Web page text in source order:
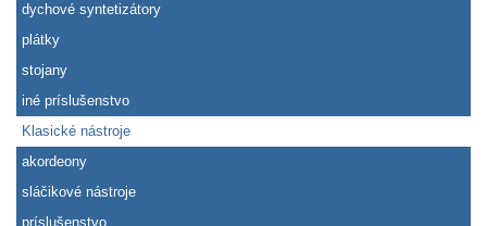
dychové syntetizátory
plátky
stojany
iné príslušenstvo
Klasické nástroje
akordeony
sláčikové nástroje
príslušenstvo